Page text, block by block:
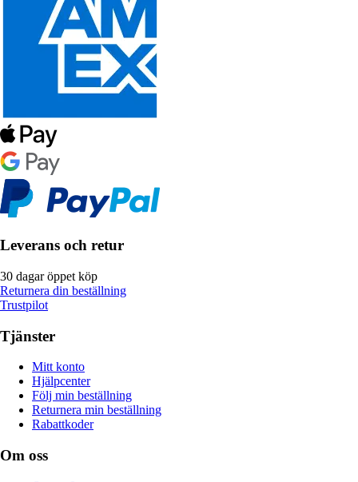
Leverans och retur
30 dagar öppet köp
Returnera din beställning
Trustpilot
Tjänster
Mitt konto
Hjälpcenter
Följ min beställning
Returnera min beställning
Rabattkoder
Om oss